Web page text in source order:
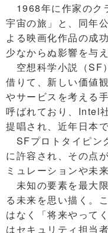
1968年に作家のク
宇宙の旅」と、同年
よる映画化作品の成
少なからぬ影響を与え
空想科学小説（SF
借りて、新しい価値
やサービスを考える
呼ばれており、Intel
提唱され、近年日本
SFプロトタイピン
に許容され、その点
ミュレーションや未
未知の要素を最大
る未来を思い描く。
はなく「将来やって
はセキュリティ担当